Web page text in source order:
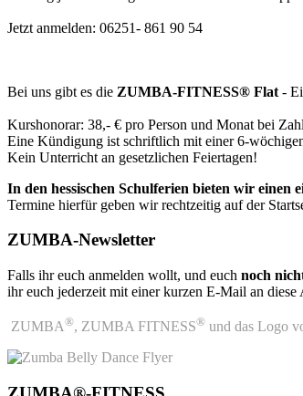
Jetzt anmelden: 06251- 861 90 54
Bei uns gibt es die ZUMBA-FITNESS® Flat -
Kurshonorar: 38,- € pro Person und Monat bei
Eine Kündigung ist schriftlich mit einer 6-
Kein Unterricht an gesetzlichen Feiertagen!
In den hessischen Schulferien bieten wir einen
Termine hierfür geben wir rechtzeitig auf der
ZUMBA-Newsletter
Falls ihr euch anmelden wollt, und euch noch
ihr euch jederzeit mit einer kurzen E-Mail an diese
ZUMBA®, ZUMBA FITNESS® und das Logo